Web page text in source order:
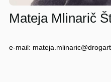
Mateja Mlinarič
e-mail: